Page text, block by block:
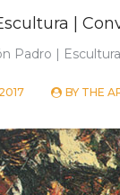
|
Padro |
BY THE